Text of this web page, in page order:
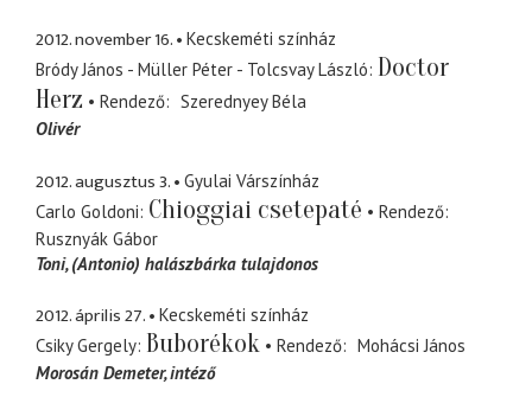
2012. november 16.
Kecskeméti színház
Bródy János - Müller Péter - Tolcsvay László Doctor
Herz
Rendező
Szerednyey Béla
Olivér
2012. augusztus 3.
Gyulai Várszínház
Carlo Goldoni Chioggiai csetepaté
Rendező
Rusznyák Gábor
Toni (Antonio) halászbárka tulajdonos
2012. április 27.
Kecskeméti színház
Csiky Gergely Buborékok Rendező
Mohácsi János
Morosán Demeter intéző